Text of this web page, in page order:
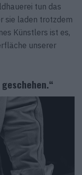
tun das
sie laden trotzdem
Künstlers ist es,
unserer
“